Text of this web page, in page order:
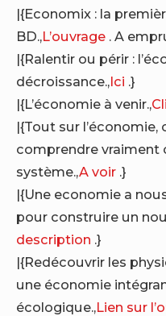
|{Economix : la
BD.,L’ouvrage . A
|{Ralentir ou périr :
décroissance.,Ici .}
|{L’économie à venir.,
|{Tout sur l’économie,
comprendre vraiment
système.,A voir .}
|{Une economie a
pour construire un
description .}
|{Redécouvrir les
une économie
écologique.,Lien sur